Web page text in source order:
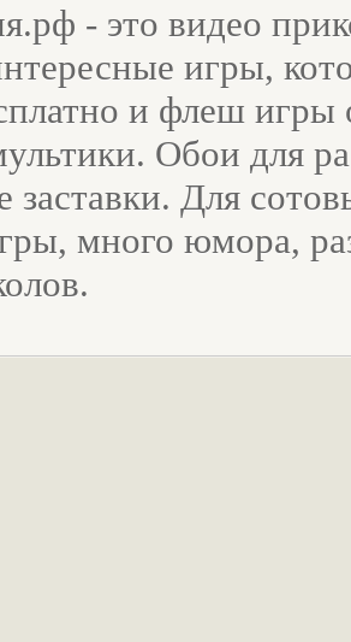
- это видео
игры,
и флеш игры
Обои для
заставки. Для
много юмора,